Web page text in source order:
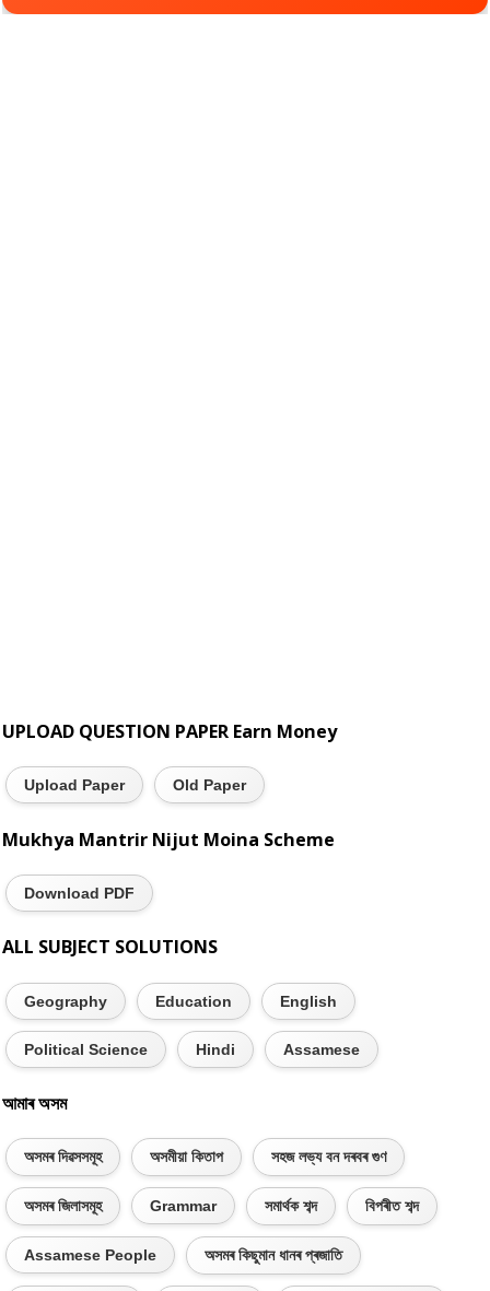
UPLOAD QUESTION PAPER Earn Money
Upload Paper Old Paper
Mukhya Mantrir Nijut Moina Scheme
Download PDF
ALL SUBJECT SOLUTIONS
Geography Education English
Political Science Hindi Assamese
আমাৰ অসম
অসমৰ দিৱসসমূহ অসমীয়া কিতাপ সহজ লভ্য বন দৰবৰ গুণ
অসমৰ জিলাসমূহ Grammar সমাৰ্থক শব্দ বিপৰীত শব্দ
Assamese People অসমৰ কিছুমান ধানৰ প্ৰজাতি